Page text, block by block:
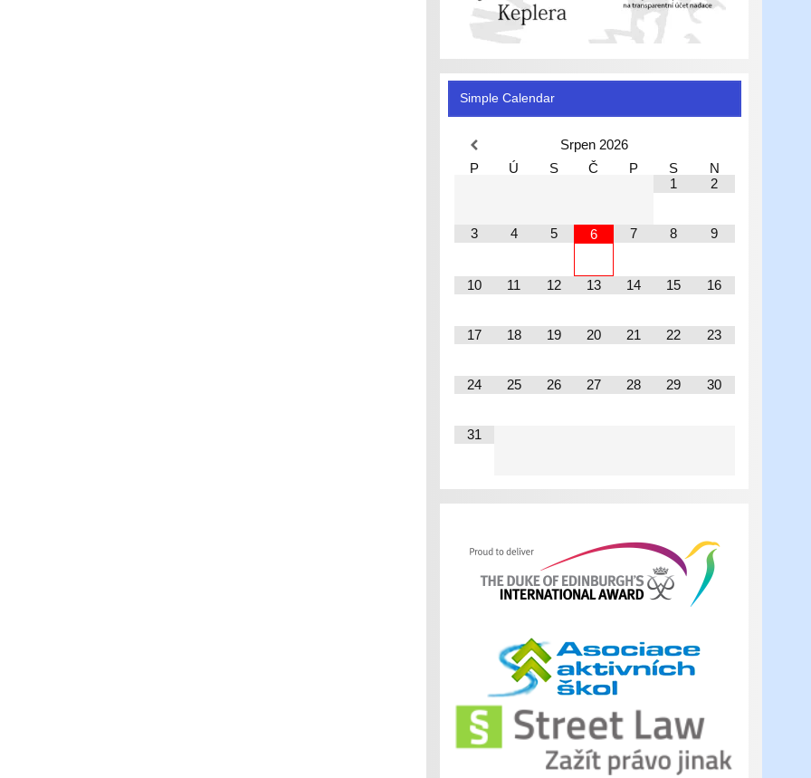
Simple Calendar
Srpen 2026
P
Ú S Č P S
N
1
2
3 4 5 6 7 8 9
10 11 12 13 14 15 16
17 18 19 20 21 22 23
24 25 26 27 28 29 30
31